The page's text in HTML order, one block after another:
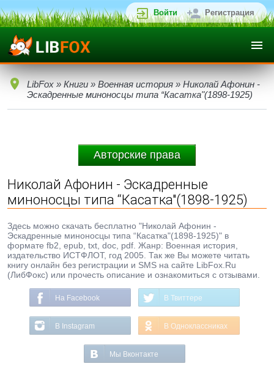
Войти Регистрация
LibFox » Книги » Военная история » Николай Афонин -
Эскадренные миноносцы типа “Касатка"(1898-1925)
Авторские права
Николай Афонин - Эскадренные
миноносцы типа “Касатка"(1898-1925)
Здесь можно скачать бесплатно "Николай Афонин -
Эскадренные миноносцы типа “Касатка"(1898-1925)" в
формате fb2, epub, txt, doc, pdf. Жанр: Военная история,
издательство ИСТФЛОТ, год 2005. Так же Вы можете читать
книгу онлайн без регистрации и SMS на сайте LibFox.Ru
(ЛибФокс) или прочесть описание и ознакомиться с отзывами.
На Facebook В Твиттере
В Instagram В Одноклассниках
Мы Вконтакте